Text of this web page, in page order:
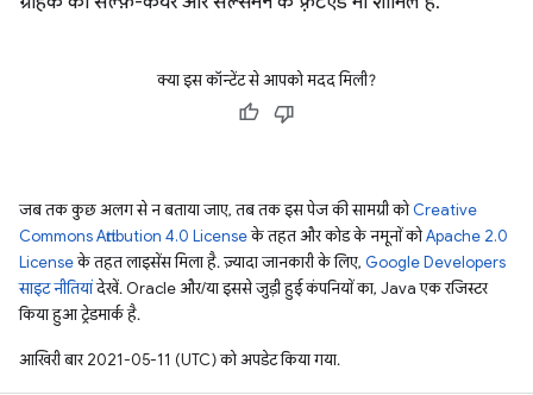
क्या इस कॉन्टेंट से आपको मदद मिली?
जब तक कुछ अलग से न बताया जाए, तब तक इस पेज की सामग्री कोCreative
Commons Attribution 4.0 Licenseके तहत और कोड के नमूनों कोApache 2.0
Licenseके तहत लाइसेंस मिला है. ज़्यादा जानकारी के लिए, Google Developers
साइट नीतियांदेखें. Oracle और/या इससे जुड़ी हुई कंपनियों का, Java एक रजिस्टर
किया हुआ ट्रेडमार्क है.
आखिरी बार 2021-05-11 (UTC) को अपडेट किया गया.